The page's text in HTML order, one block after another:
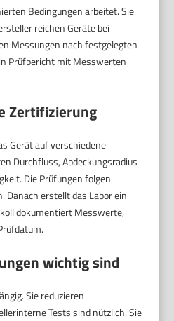
Bedingungen arbeitet. Sie
reichen Geräte bei
Messungen nach festgelegten
Prüfbericht mit Messwerten
Zertifizierung
Gerät auf verschiedene
Durchfluss, Abdeckungsradius
Die Prüfungen folgen
erstellt das Labor ein
dokumentiert Messwerte,
wichtig sind
Sie reduzieren
Tests sind nützlich. Sie